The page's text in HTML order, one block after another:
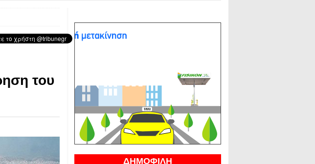
ΔΗΜΟΦΙΛΗ
του